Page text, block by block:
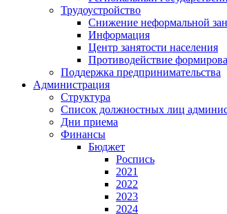
Трудоустройство
Снижение неформальной
Информация
Центр занятости населения
Противодействие
Поддержка предпринимательства
Администрация
Структура
Список должностных лиц
Дни приема
Финансы
Бюджет
Роспись
2021
2022
2023
2024